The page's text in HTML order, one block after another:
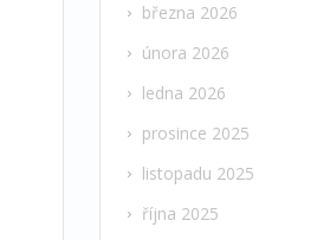
března 2026
února 2026
ledna 2026
prosince 2025
listopadu 2025
října 2025